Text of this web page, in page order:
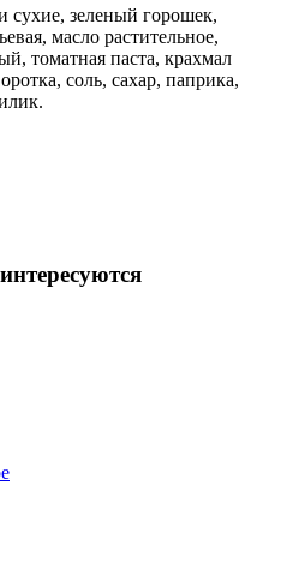
сухие, зеленый горошек,
масло растительное,
томатная паста, крахмал
соль, сахар, паприка,